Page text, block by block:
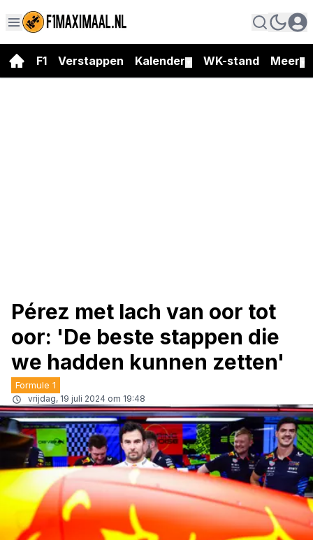
F1 Verstappen Kalender WK-stand Meer
Pérez met lach van oor tot
oor: 'De beste stappen die
we hadden kunnen zetten'
Formule 1
vrijdag, 19 juli 2024 om 19:48